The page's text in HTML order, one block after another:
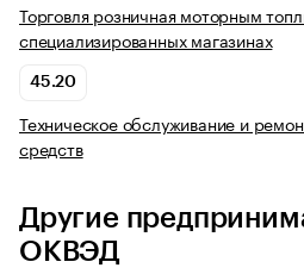
Торговля розничная моторным
специализированных магазинах
45.20
Техническое обслуживание и
средств
Другие
ОКВЭД